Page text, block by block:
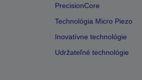
PrecisionCore
Technológia Micro Piezo
Inovatívne technológie
Udržateľné technológie